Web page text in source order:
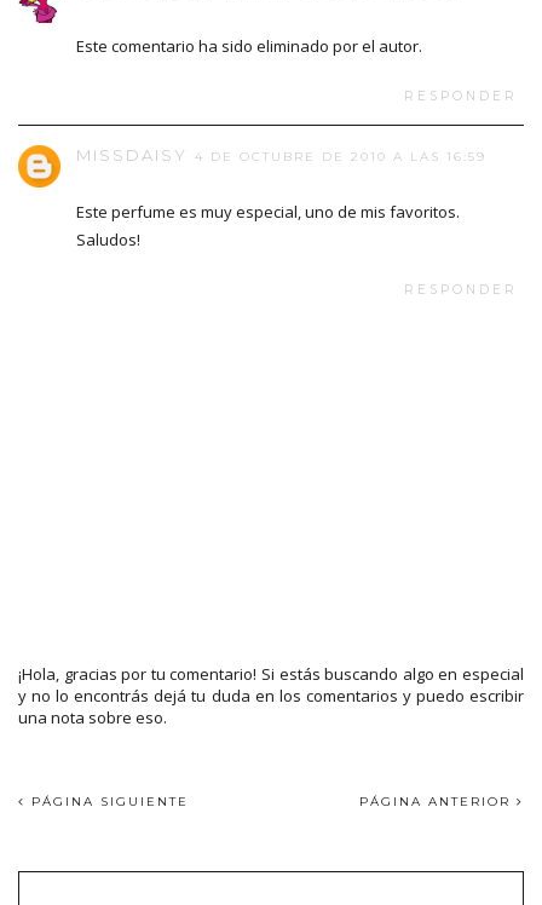
Este comentario ha sido eliminado por el autor.
RESPONDER
MISSDAISY 4 DE OCTUBRE DE 2010 A LAS 16:59
Este perfume es muy especial, uno de mis favoritos.
Saludos!
RESPONDER
¡Hola, gracias por tu comentario! Si estás buscando algo en especial
y no lo encontrás dejá tu duda en los comentarios y puedo escribir
una nota sobre eso.
PÁGINA SIGUIENTE PÁGINA ANTERIOR